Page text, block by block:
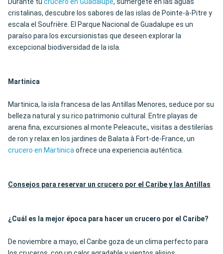
Durante tu crucero en Guadalupe, sumérgete en las aguas
cristalinas, descubre los sabores de las islas de Pointe-à-Pitre y
escala el Soufrière. El Parque Nacional de Guadalupe es un
paraíso para los excursionistas que deseen explorar la
excepcional biodiversidad de la isla.
Martinica
Martinica, la isla francesa de las Antillas Menores, seduce por su
belleza natural y su rico patrimonio cultural. Entre playas de
arena fina, excursiones al monte Peleacute;, visitas a destilerías
de ron y relax en los jardines de Balata à Fort-de-France, un
crucero en Martinicaofrece una experiencia auténtica.
Consejos para reservar un crucero por el Caribe y las Antillas
¿ Cuál es la mejor época para hacer un crucero por el Caribe?
De noviembre a mayo, el Caribe goza de un clima perfecto para